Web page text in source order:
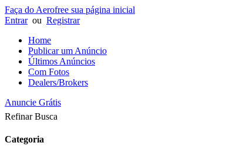
Faça do Aerofree sua página inicial
Entrarou Registrar
Home
Publicar um Anúncio
Últimos Anúncios
Com Fotos
Dealers/Brokers
Anuncie Grátis
Refinar Busca
Categoria